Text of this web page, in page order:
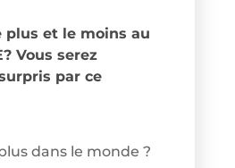
plus et le moins au
Vous serez
par ce
dans le monde ?